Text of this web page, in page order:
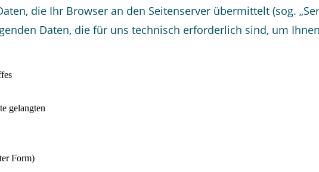
die Ihr Browser an den Seitenserver übermittelt (sog.
Daten, die für uns technisch erforderlich sind, um
gelangten
Form)